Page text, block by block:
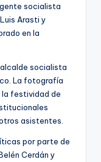
socialista
Arasti y
en la
socialista
La fotografía
la festividad de
asistentes.
por parte de
Cerdán y